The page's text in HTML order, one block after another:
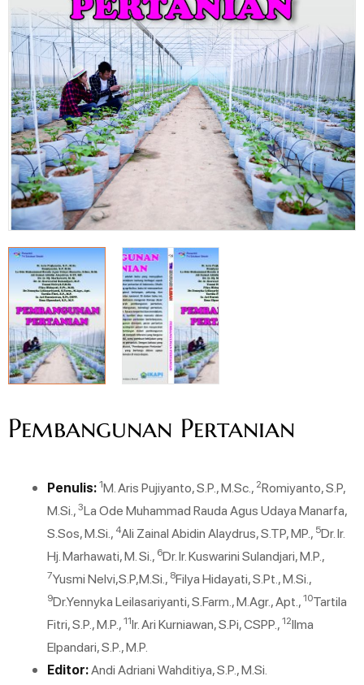
Pembangunan Pertanian
Penulis:1M. Aris Pujiyanto, S.P., M.Sc., 2Romiyanto, S.P,
M.Si.,3La Ode Muhammad Rauda Agus Udaya Manarfa,
S.Sos, M.Si., 4Ali Zainal Abidin Alaydrus, S.TP, MP., 5Dr. Ir.
Hj. Marhawati, M. Si., 6Dr. Ir. Kuswarini Sulandjari, M.P.,
7Yusmi Nelvi,S.P,M.Si., 8Filya Hidayati, S.Pt., M.Si.,
9Dr.Yennyka Leilasariyanti, S.Farm., M.Agr., Apt.,10Tartila
Fitri, S.P., M.P.,11Ir. Ari Kurniawan, S.Pi, CSPP.,12Ilma
Elpandari, S.P., M.P.
Editor:Andi Adriani Wahditiya, S.P., M.Si.